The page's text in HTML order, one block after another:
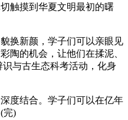
触摸到华夏文明最初的曙
换新颜，学子们可以亲眼见
陶的机会，让他们在揉泥、
与古生态科考活动，化身
度结合。学子们可以在亿年
完)